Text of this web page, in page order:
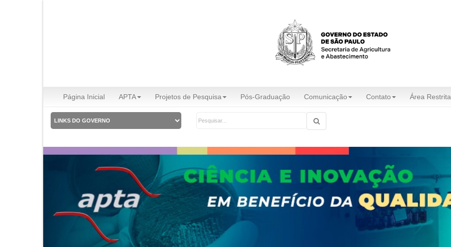
Página Inicial APTA Projetos de Pesquisa Pós-Graduação Comunicação Contato Área Restrita